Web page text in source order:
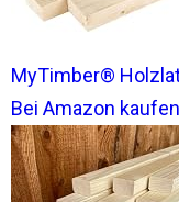
MyTimber®
Bei Amazon kaufen